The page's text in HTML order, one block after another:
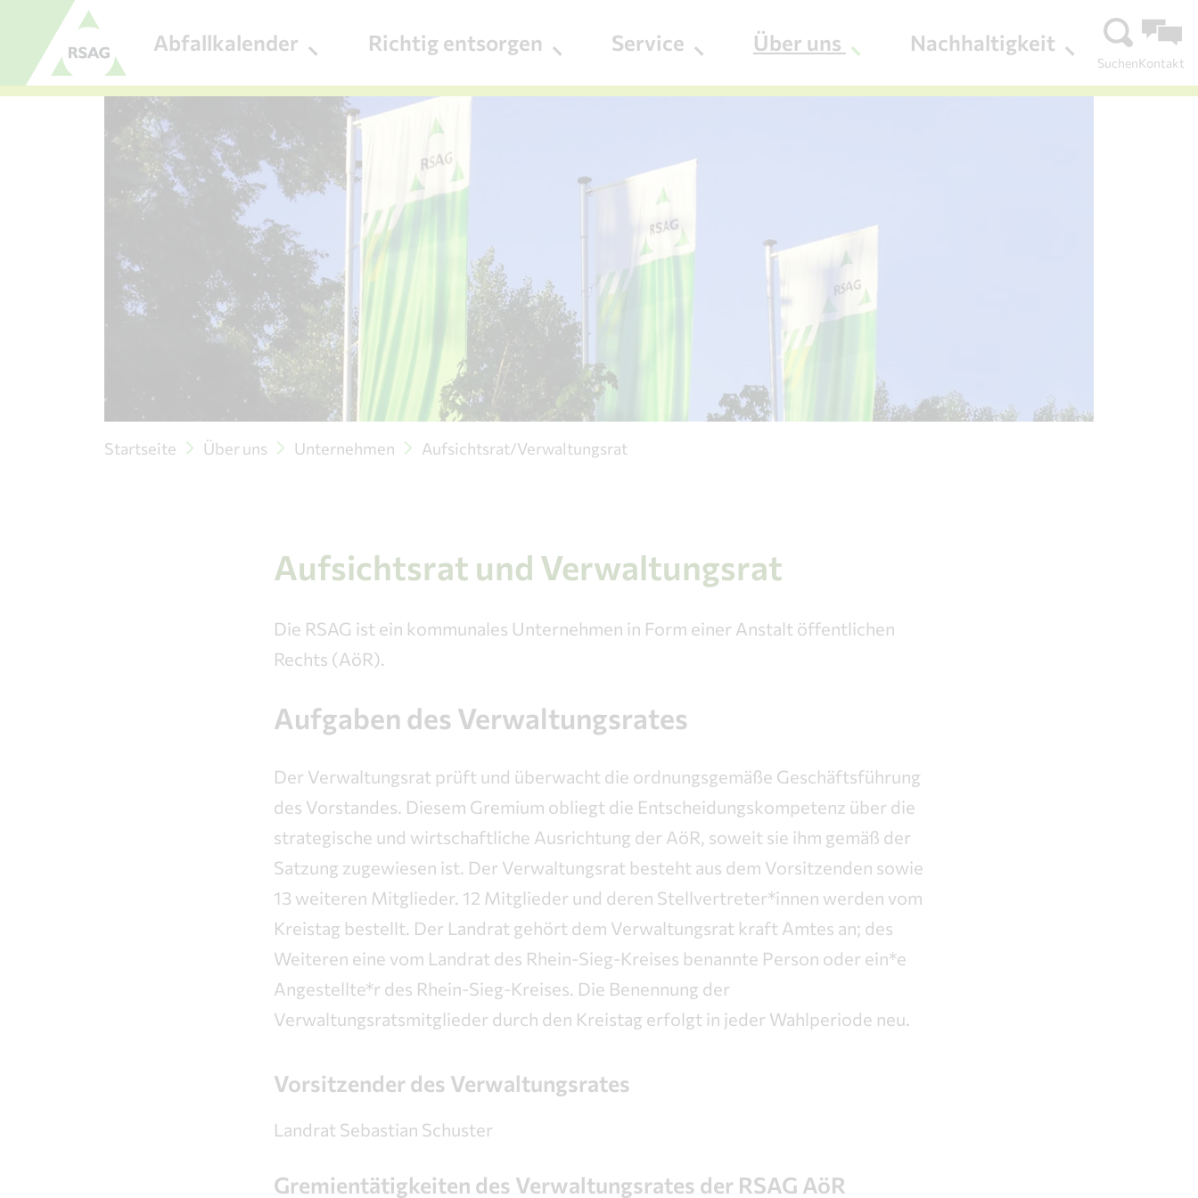
Zum Menü
Zum Inhalt
Abfallkalender Richtig entsorgen Service Über uns Nachhaltigkeit
SuchenKontakt
Startseite Über uns Unternehmen Aufsichtsrat/Verwaltungsrat
Aufsichtsrat und Verwaltungsrat
Die RSAG ist ein kommunales Unternehmen in Form einer Anstalt öffentlichen
Rechts (AöR).
Aufgaben des Verwaltungsrates
Der Verwaltungsrat prüft und überwacht die ordnungsgemäße Geschäftsführung
des Vorstandes. Diesem Gremium obliegt die Entscheidungskompetenz über die
strategische und wirtschaftliche Ausrichtung der AöR, soweit sie ihm gemäß der
Satzung zugewiesen ist. Der Verwaltungsrat besteht aus dem Vorsitzenden sowie
13 weiteren Mitglieder. 12 Mitglieder und deren Stellvertreter*innen werden vom
Kreistag bestellt. Der Landrat gehört dem Verwaltungsrat kraft Amtes an; des
Weiteren eine vom Landrat des Rhein-Sieg-Kreises benannte Person oder ein*e
Angestellte*r des Rhein-Sieg-Kreises. Die Benennung der
Verwaltungsratsmitglieder durch den Kreistag erfolgt in jeder Wahlperiode neu.
Vorsitzender des Verwaltungsrates
Landrat Sebastian Schuster
Gremientätigkeiten des Verwaltungsrates der RSAG AöR